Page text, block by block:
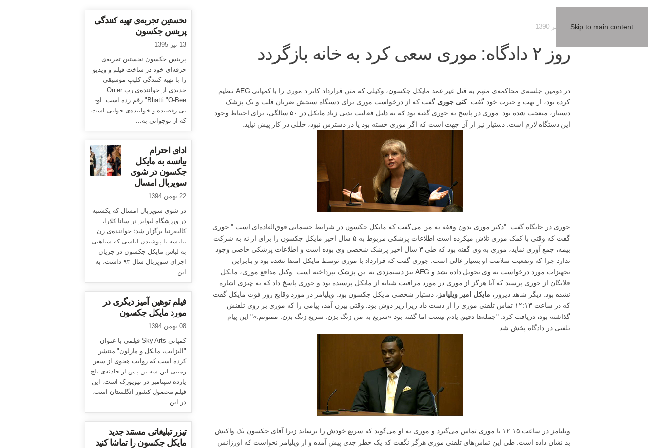
Skip to main content
روز ۲ دادگاه: موری سعی کرد به خانه بازگردد
در دومین جلسه‌ی محاکمه‌ی متهم به قتل غیر عمد مایکل جکسون، وکیلی که متن قرارداد کانراد موری را با کمپانی AEG تنظیم
کرده بود، از بهت و حیرت خود گفت.کتی جوری گفت که از درخواست موری برای دستگاه سنجش ضربان قلب و یک پزشک
دستیار، متعجب شده بود. موری در پاسخ به جوری گفته بود که به دلیل فعالیت بدنی زیاد مایکل در ۵۰ سالگی، برای احتیاط وجود
این دستگاه لازم است. دستیار نیز از آن جهت است که اگر موری خسته بود یا در دسترس نبود، خللی در کار پیش نیاید.
جوری در جایگاه گفت: "دکتر موری بدون وقفه به من می‌گفت که مایکل جکسون در شرایط جسمانی فوق‌العاده‌ای است." جوری
گفت که وقتی با کمک موری تلاش میکرده است اطلاعات پزشکی مربوط به ۵ سال اخیر مایکل جکسون را برای ارائه به شرکت
بیمه، جمع آوری نماید، موری به وی گفته بود که طی ۳ سال اخیر پزشک شخصی وی بوده است و اطلاعات پزشکی خاصی وجود
ندارد چرا که وضعیت سلامت او بسیار عالی است. جوری گفت که قرارداد با موری توسط مایکل امضا نشده بود و بنابراین
تجهیزات مورد درخواست به وی تحویل داده نشد و AEG نیز دستمزدی به این پزشک نپرداخته است. وکیل مدافع موری، مایکل
فلانگان از جوری پرسید که آیا هرگز از موری در مورد مراقبت شبانه از مایکل پرسیده بود و جوری پاسخ داد که به چیزی اشاره
نشده بود. دیگر شاهد دیروز، مایکل امیر ویلیامز ، دستیار شخصی مایکل جکسون بود. ویلیامز در مورد وقایع روز فوت مایکل گفت
که در ساعت ۱۲:۱۳ تماس تلفنی موری را از دست داد زیرا زیر دوش بود. وقتی بیرن آمد، پیامی را که موری بر روی تلفنش
گذاشته بود، دریافت کرد: "جمله‌ها دقیق یادم نیست اما گفته بود «سریع به من زنگ بزن. سریع زنگ بزن. ممنونم.»" این پیام
تلفنی در دادگاه پخش شد.
ویلیامز در ساعت ۱۲:۱۵ با موری تماس می‌گیرد و موری به او می‌گوید که سریع خودش را برساند زیرا آقای جکسون یک واکنش
بد نشان داده است. طی این تماس‌های تلفنی موری هرگز نگفت که یک خطر جدی پیش آمده و از ویلیامز نخواست که اورژانس
نخستین تجربه‌ی تهیه کنندگی
پرینس جکسون
13 تیر 1395
پرینس جکسون نخستین تجربه‌ی
حرفه‌ای خود در ساخت فیلم و ویدیو
را با تهیه کنندگی کلیپ موسیقی
جدیدی از خواننده‌ی رپ Omer
Bhatti "O-Bee" رقم زده است. او-
بی رقصنده و خواننده‌ی جوانی است
که از نوجوانی به...
ادای احترام
بیانسه به مایکل
جکسون در شوی
سوپربال امسال
22 بهمن 1394
در شوی سوپربال امسال که یکشنبه
در ورزشگاه لیوایز در سانا کلارا،
کالیفرنیا برگزار شد؛ خواننده‌ی زن
بیانسه با پوشیدن لباسی که شباهتی
به لباس مایکل جکسون در جریان
اجرای سوپربال سال ۹۳ داشت، به
این...
فیلم توهین آمیز دیگری در
مورد مایکل جکسون
08 بهمن 1394
کمپانی Sky Arts فیلمی با عنوان
"الیزابت، مایکل و مارلون" منتشر
کرده است که روایت هجوی از سفر
زمینی این سه تن پس از حادثه‌ی تلخ
یازده سپتامبر در نیویورک است. این
فیلم محصول کشور انگلستان است.
در این...
تیزر تبلیغاتی مستند جدید
مایکل جکسون را تماشا کنید